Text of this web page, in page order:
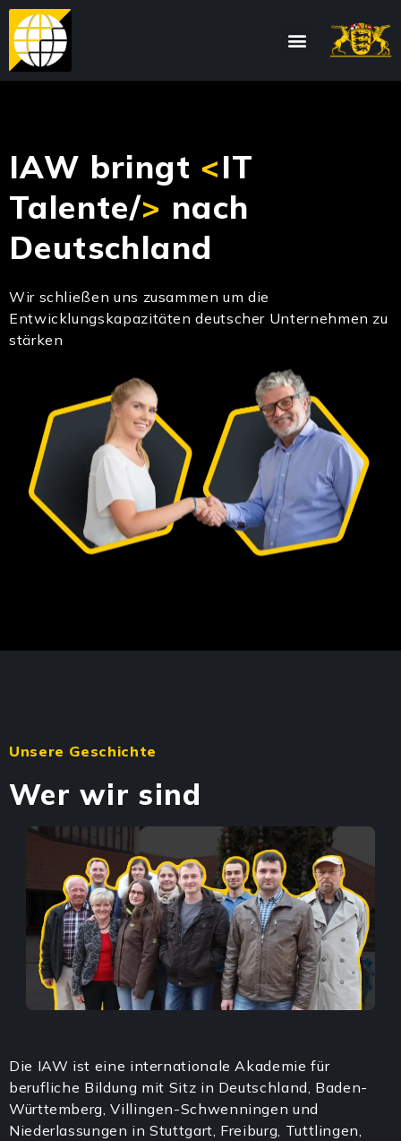
IAW bringt <IT
Talente/> nach
Deutschland
Wir schließen uns zusammen um die
Entwicklungskapazitäten deutscher Unternehmen zu
stärken
Unsere Geschichte
Wer wir sind
Die IAW ist eine internationale Akademie für
berufliche Bildung mit Sitz in Deutschland, Baden-
Württemberg, Villingen-Schwenningen und
Niederlassungen in Stuttgart, Freiburg, Tuttlingen,